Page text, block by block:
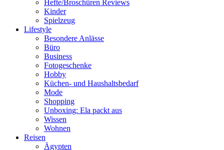
Hefte/Broschüren Reviews
Kinder
Spielzeug
Lifestyle
Besondere Anlässe
Büro
Business
Fotogeschenke
Hobby
Küchen- und Haushaltsbedarf
Mode
Shopping
Unboxing: Ela packt aus
Wissen
Wohnen
Reisen
Ägypten